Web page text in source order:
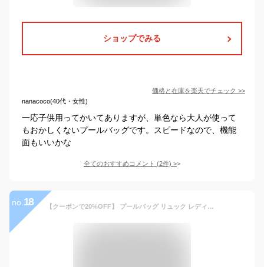
ショップでみる
価格と在庫を楽天でチェック >>
nanacoco(40代・女性)
一応子供用ってかいてありますが、単色なら大人が使って
もおかしくないプールバッグです。スピードなので、機能
面もいいかな
全てのおすすめコメント (2件) >
no. 18 【クーポンで20%OFF】 プールバッグ リュック レディース メンズ 軽量 リュックサック 大容量 おしゃれ バッグ スポーツバッグ シューズ収納 軽い 防水 撥水 ショルダー 肩掛け シンプル カジュアル 大人 子供 かわいい プール ジム 登山 アウトドア 黒 ブルー ピンク